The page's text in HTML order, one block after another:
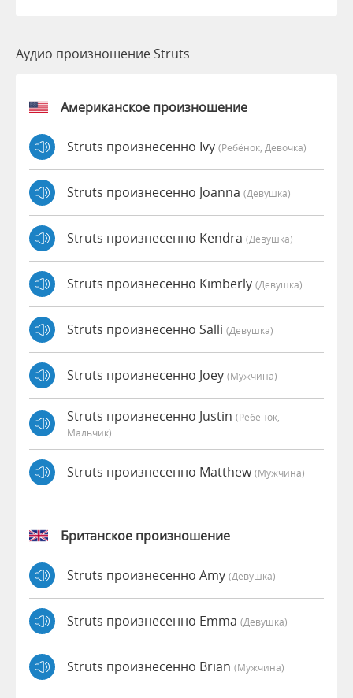
Аудио произношение Struts
Американское произношение
Struts произнесенно Ivy (Ребёнок, Девочка)
Struts произнесенно Joanna (девушка)
Struts произнесенно Kendra (девушка)
Struts произнесенно Kimberly (девушка)
Struts произнесенно Salli (девушка)
Struts произнесенно Joey (мужчина)
Struts произнесенно Justin (Ребёнок,
Мальчик)
Struts произнесенно Matthew(мужчина)
Британское произношение
Struts произнесенно Amy (девушка)
Struts произнесенно Emma (девушка)
Struts произнесенно Brian (мужчина)